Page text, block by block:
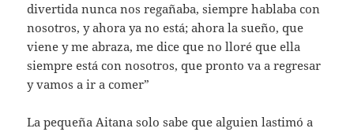
divertida nunca nos regañaba, siempre hablaba con
nosotros, y ahora ya no está; ahora la sueño, que
viene y me abraza, me dice que no lloré que ella
siempre está con nosotros, que pronto va a regresar
y vamos a ir a comer”
La pequeña Aitana solo sabe que alguien lastimó a